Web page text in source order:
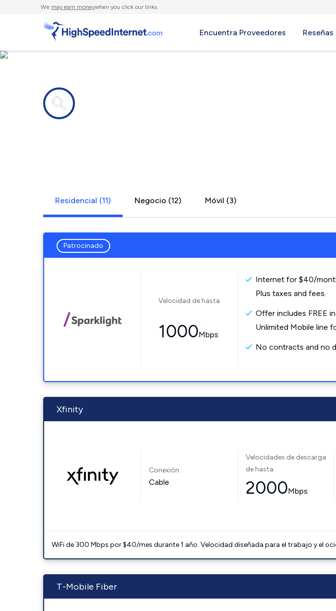
We may earn moneywhen you click our links.
Encuentra Proveedores Reseñas
Residencial (11) Negocio (12) Móvil (3)
Patrocinado
Velocidad de hasta
1000Mbps
Internet for $40/
Plus taxes and fees.
Offer includes FREE
Unlimited Mobile line
No contracts and no
Xfinity
Conexión:
Cable
Velocidades de descarga
de hasta
2000Mbps
WiFi de 300 Mbps por $40/mes durante 1 año. Velocidad diseñada para el trabajo y el
T-Mobile Fiber